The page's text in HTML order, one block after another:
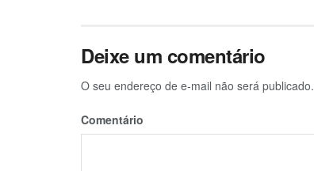
Deixe um comentário
O seu endereço de e-mail não será publicado.
Comentário